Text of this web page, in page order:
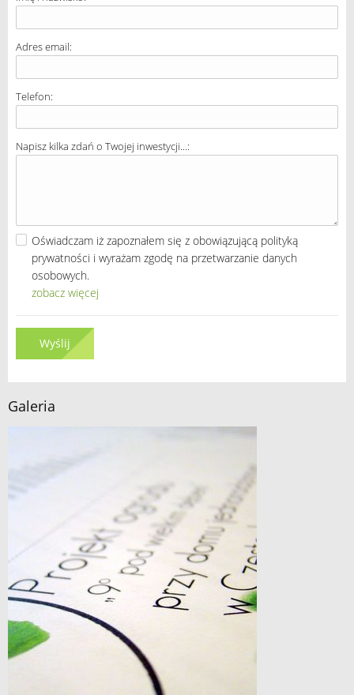
Adres email:
Telefon:
Napisz kilka zdań o Twojej inwestycji...:
Oświadczam iż zapoznałem się z obowiązującą polityką
prywatności i wyrażam zgodę na przetwarzanie danych
osobowych.
zobacz więcej
Wyślij
Galeria